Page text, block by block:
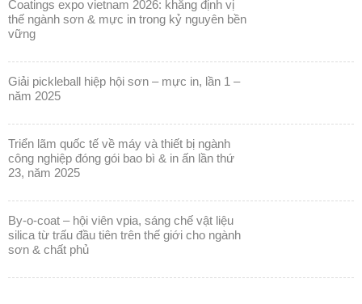
coatings expo vietnam 2026: khẳng định vị
thế ngành sơn & mực in trong kỷ nguyên bền
vững
giải pickleball hiệp hội sơn – mực in, lần 1 –
năm 2025
triển lãm quốc tế về máy và thiết bị ngành
công nghiệp đóng gói bao bì & in ấn lần thứ
23, năm 2025
by-o-coat – hội viên vpia, sáng chế vật liệu
silica từ trấu đầu tiên trên thế giới cho ngành
sơn & chất phủ